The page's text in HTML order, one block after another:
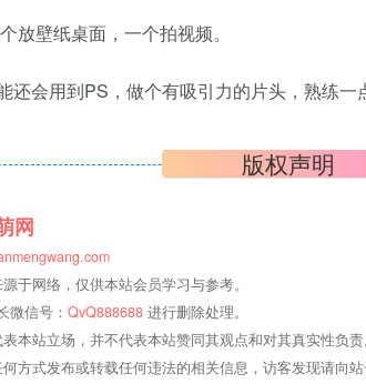
放壁纸桌面，一个拍视频。
还会用到PS，做个有吸引力的片头，熟练一
版权声明
网
于网络，仅供本站会员学习与参考。
微信号： QvQ888688 进行删除处理。
本站立场，并不代表本站赞同其观点和对其真实性负责
方式发布或转载任何违法的相关信息，访客发现请向